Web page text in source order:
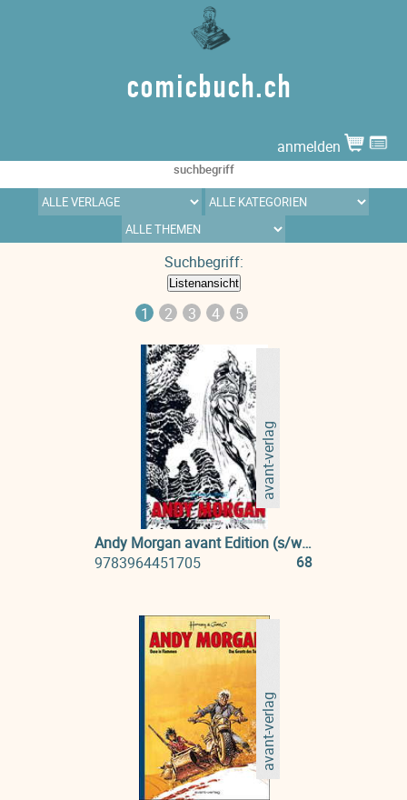
comicbuch.ch
anmelden
Suchbegriff:
1 2 3 4 5
avant-verlag
Andy Morgan avant Edition (s/w) 01: Oase in Flammen & Das Gesetz des Taifuns
9783964451705
68
avant-verlag